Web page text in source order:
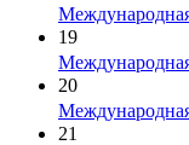
19
20
21